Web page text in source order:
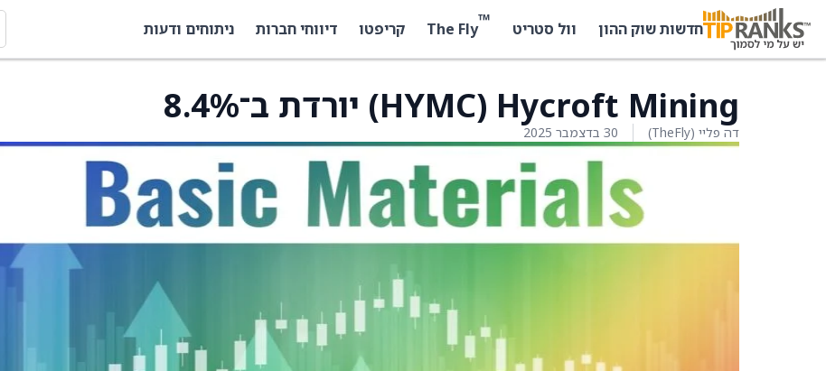
חדשות שוק ההון וול סטריט ™
The Fly קריפטו דיווחי חברות ניתוחים ודעות
Hycroft Mining ‏(HYMC) יורדת ב־8.4%
דה פליי (TheFly) 30 בדצמבר 2025